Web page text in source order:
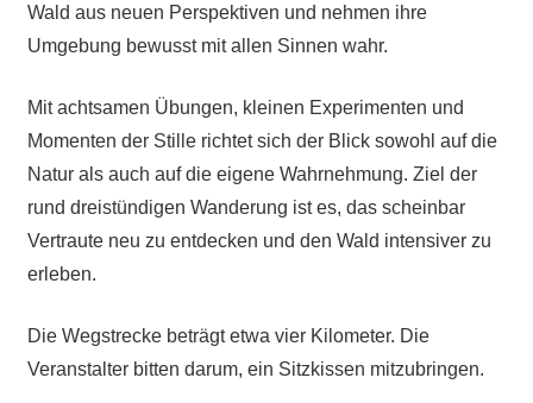
Wald aus neuen Perspektiven und nehmen ihre
Umgebung bewusst mit allen Sinnen wahr.
Mit achtsamen Übungen, kleinen Experimenten und
Momenten der Stille richtet sich der Blick sowohl auf die
Natur als auch auf die eigene Wahrnehmung. Ziel der
rund dreistündigen Wanderung ist es, das scheinbar
Vertraute neu zu entdecken und den Wald intensiver zu
erleben.
Die Wegstrecke beträgt etwa vier Kilometer. Die
Veranstalter bitten darum, ein Sitzkissen mitzubringen.